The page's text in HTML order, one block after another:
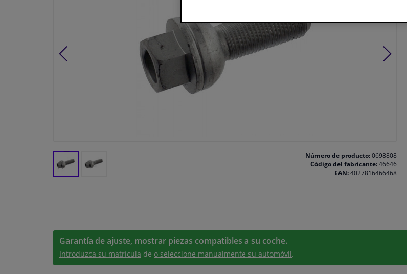
Número de producto:0698808
Código del fabricante:46646
EAN:4027816466468
Garantía de ajuste, mostrar piezas compatibles a su coche.
Introduzca su matrícula de o seleccione manualmente su automóvil.